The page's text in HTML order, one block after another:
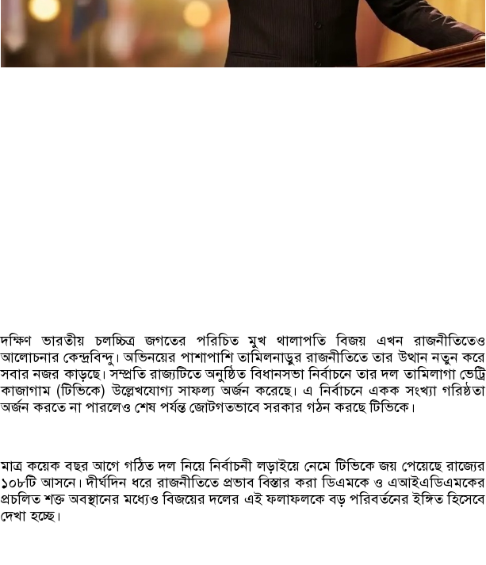
দক্ষিণ ভারতীয় চলচ্চিত্র জগতের পরিচিত মুখ থালাপতি বিজয় এখন রাজনীতিতেও
আলোচনার কেন্দ্রবিন্দু। অভিনয়ের পাশাপাশি তামিলনাড়ুর রাজনীতিতে তার উত্থান নতুন করে
সবার নজর কাড়ছে। সম্প্রতি রাজ্যটিতে অনুষ্ঠিত বিধানসভা নির্বাচনে তার দল তামিলাগা ভেট্রি
কাজাগাম (টিভিকে) উল্লেখযোগ্য সাফল্য অর্জন করেছে। এ নির্বাচনে একক সংখ্যা গরিষ্ঠতা
অর্জন করতে না পারলেও শেষ পর্যন্ত জোটগতভাবে সরকার গঠন করছে টিভিকে।
মাত্র কয়েক বছর আগে গঠিত দল নিয়ে নির্বাচনী লড়াইয়ে নেমে টিভিকে জয় পেয়েছে রাজ্যের
১০৮টি আসনে। দীর্ঘদিন ধরে রাজনীতিতে প্রভাব বিস্তার করা ডিএমকে ও এআইএডিএমকের
প্রচলিত শক্ত অবস্থানের মধ্যেও বিজয়ের দলের এই ফলাফলকে বড় পরিবর্তনের ইঙ্গিত হিসেবে
দেখা হচ্ছে।